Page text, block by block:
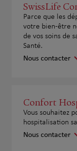
SwissLife
Parce que les
votre bien-être
de vos soins de
Santé.
Nous contacter
Confort
Vous souhaitez
hospitalisation
Nous contacter